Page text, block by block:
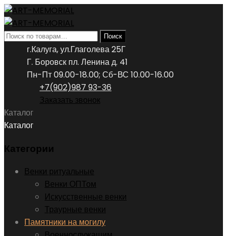
Искать: Поиск
г.Калуга, ул.Глаголева 25Г
Г. Боровск пл. Ленина д. 41
Пн-Пт 09.00-18.00; Сб-ВС 10.00-16.00
+7(902)987 93-36
Заказать звонок
Каталог
Каталог
Категории
Венки ритуальные
Венки ОПТом
Искусственные венки
Траурные венки
Памятники на могилу